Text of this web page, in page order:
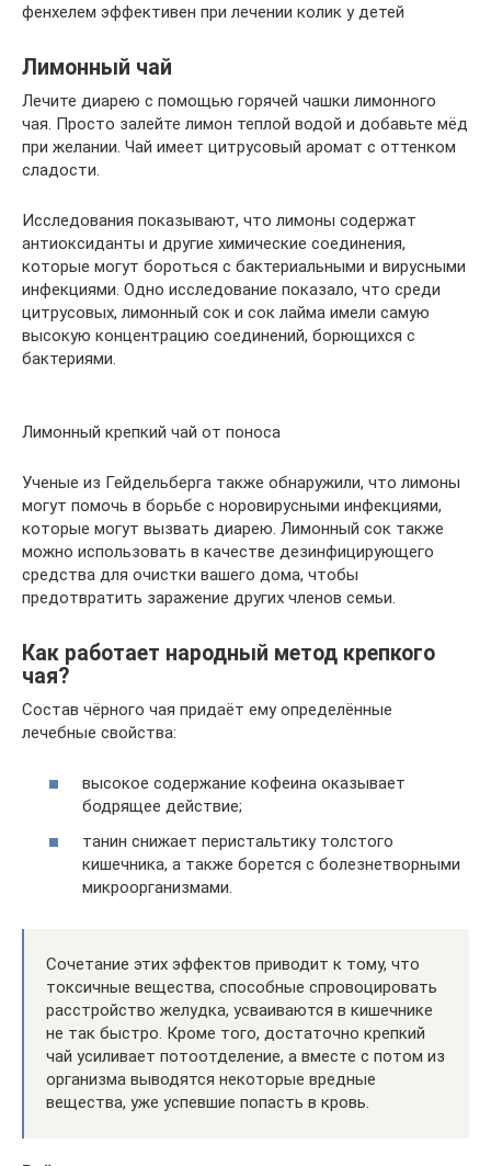
фенхелем эффективен при лечении колик у детей
Лимонный чай
Лечите диарею с помощью горячей чашки лимонного
чая. Просто залейте лимон теплой водой и добавьте мёд
при желании. Чай имеет цитрусовый аромат с оттенком
сладости.
Исследования показывают, что лимоны содержат
антиоксиданты и другие химические соединения,
которые могут бороться с бактериальными и вирусными
инфекциями. Одно исследование показало, что среди
цитрусовых, лимонный сок и сок лайма имели самую
высокую концентрацию соединений, борющихся с
бактериями.
Лимонный крепкий чай от поноса
Ученые из Гейдельберга также обнаружили, что лимоны
могут помочь в борьбе с норовирусными инфекциями,
которые могут вызвать диарею. Лимонный сок также
можно использовать в качестве дезинфицирующего
средства для очистки вашего дома, чтобы
предотвратить заражение других членов семьи.
Как работает народный метод крепкого
чая?
Состав чёрного чая придаёт ему определённые
лечебные свойства:
высокое содержание кофеина оказывает
бодрящее действие;
танин снижает перистальтику толстого
кишечника, а также борется с болезнетворными
микроорганизмами.
Сочетание этих эффектов приводит к тому, что
токсичные вещества, способные спровоцировать
расстройство желудка, усваиваются в кишечнике
не так быстро. Кроме того, достаточно крепкий
чай усиливает потоотделение, а вместе с потом из
организма выводятся некоторые вредные
вещества, уже успевшие попасть в кровь.